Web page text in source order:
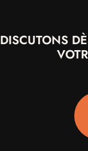
DISCUTONS